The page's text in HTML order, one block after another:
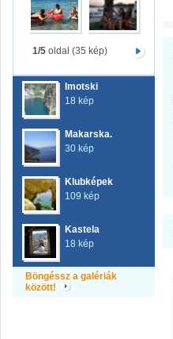
1/5oldal (35 kép)
Imotski
18 kép
Makarska.
30 kép
Klubképek
109 kép
Kastela
18 kép
Böngéssz a galériák
között!